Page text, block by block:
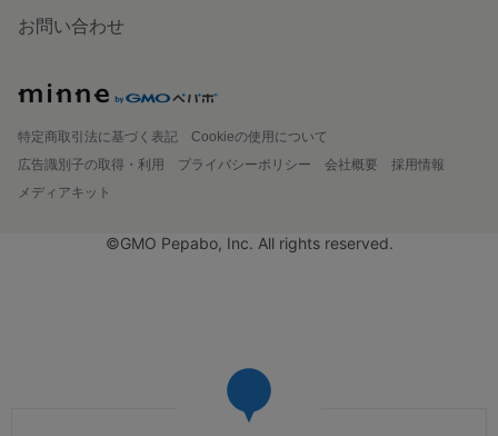
お問い合わせ
特定商取引法に基づく表記
Cookieの使用について
広告識別子の取得・利用
プライバシーポリシー 会社概要
採用情報
メディアキット
©GMO Pepabo, Inc. All rights reserved.